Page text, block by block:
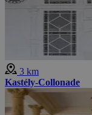
3 km
Kastély-Collonade